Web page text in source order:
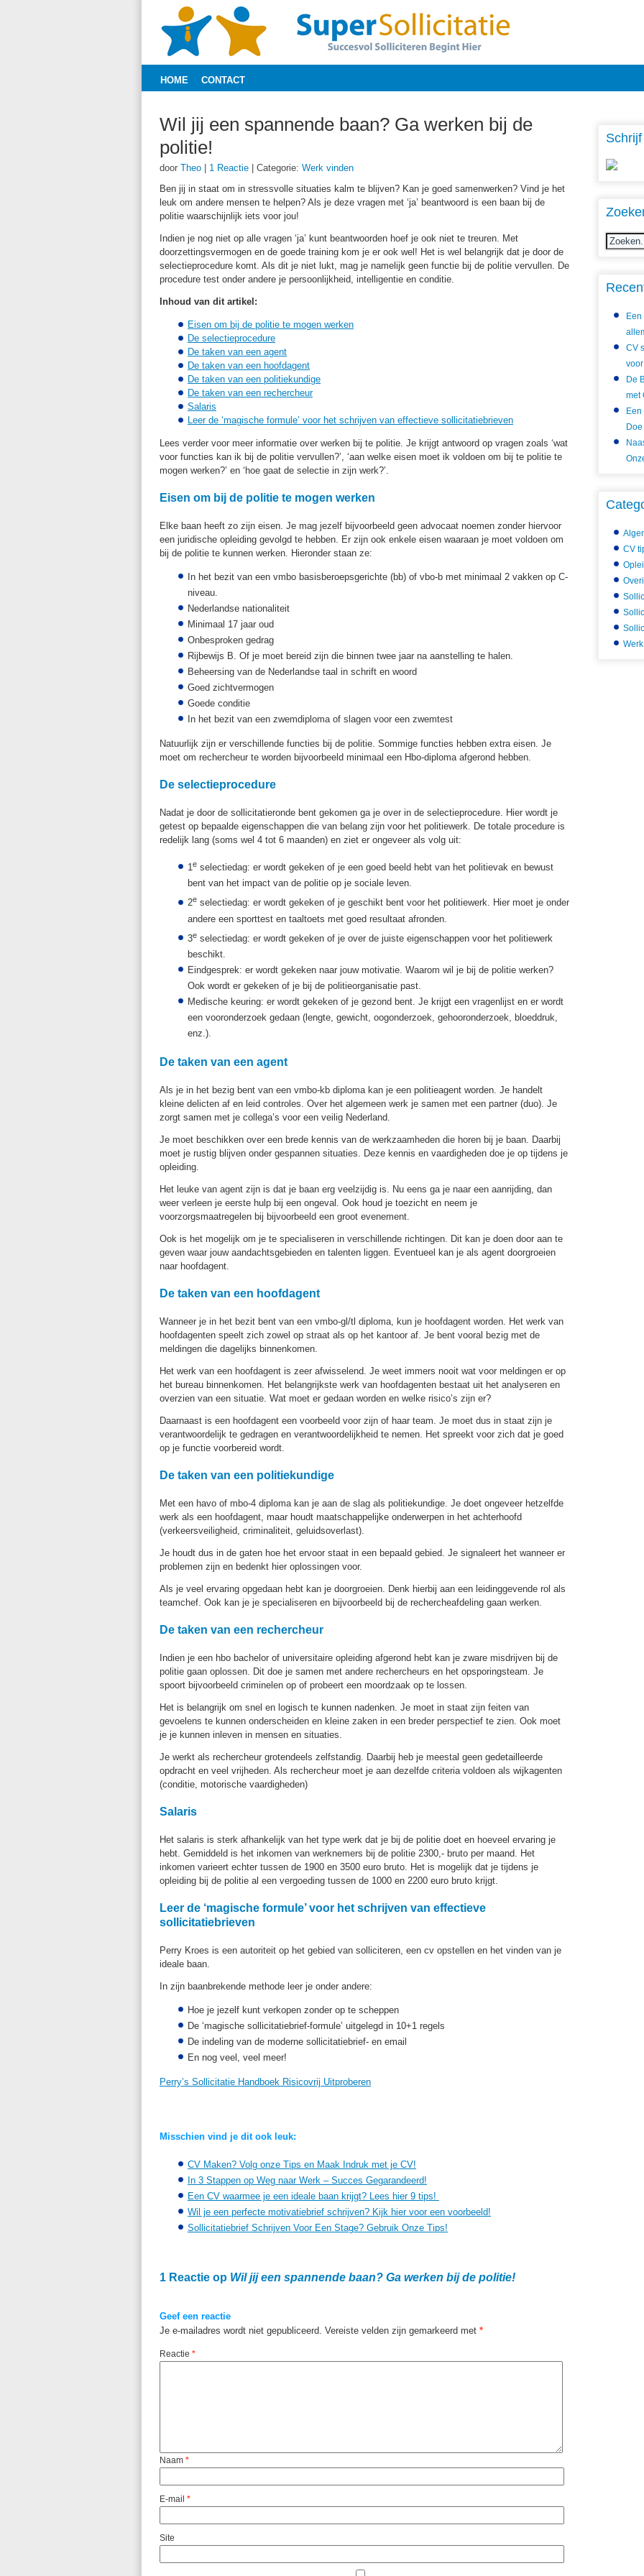
HOME CONTACT
Wil jij een spannende baan? Ga werken bij de
politie!
door Theo 1 Reactie Categorie: Werk vinden
Ben jij in staat om in stressvolle situaties kalm te blijven? Kan je goed samenwerken? Vind je het
leuk om andere mensen te helpen? Als je deze vragen met ‘ja’ beantwoord is een baan bij de
politie waarschijnlijk iets voor jou!
Indien je nog niet op alle vragen ‘ja’ kunt beantwoorden hoef je ook niet te treuren. Met
doorzettingsvermogen en de goede training kom je er ook wel! Het is wel belangrijk dat je door de
selectieprocedure komt. Als dit je niet lukt, mag je namelijk geen functie bij de politie vervullen. De
procedure test onder andere je persoonlijkheid, intelligentie en conditie.
Inhoud van dit artikel:
Eisen om bij de politie te mogen werken
De selectieprocedure
De taken van een agent
De taken van een hoofdagent
De taken van een politiekundige
De taken van een rechercheur
Salaris
Leer de ‘magische formule’ voor het schrijven van effectieve sollicitatiebrieven
Lees verder voor meer informatie over werken bij te politie. Je krijgt antwoord op vragen zoals ‘wat
voor functies kan ik bij de politie vervullen?’, ‘aan welke eisen moet ik voldoen om bij te politie te
mogen werken?’ en ‘hoe gaat de selectie in zijn werk?’.
Eisen om bij de politie te mogen werken
Elke baan heeft zo zijn eisen. Je mag jezelf bijvoorbeeld geen advocaat noemen zonder hiervoor
een juridische opleiding gevolgd te hebben. Er zijn ook enkele eisen waaraan je moet voldoen om
bij de politie te kunnen werken. Hieronder staan ze:
In het bezit van een vmbo basisberoepsgerichte (bb) of vbo-b met minimaal 2 vakken op C-
niveau.
Nederlandse nationaliteit
Minimaal 17 jaar oud
Onbesproken gedrag
Rijbewijs B. Of je moet bereid zijn die binnen twee jaar na aanstelling te halen.
Beheersing van de Nederlandse taal in schrift en woord
Goed zichtvermogen
Goede conditie
In het bezit van een zwemdiploma of slagen voor een zwemtest
Natuurlijk zijn er verschillende functies bij de politie. Sommige functies hebben extra eisen. Je
moet om rechercheur te worden bijvoorbeeld minimaal een Hbo-diploma afgerond hebben.
De selectieprocedure
Nadat je door de sollicitatieronde bent gekomen ga je over in de selectieprocedure. Hier wordt je
getest op bepaalde eigenschappen die van belang zijn voor het politiewerk. De totale procedure is
redelijk lang (soms wel 4 tot 6 maanden) en ziet er ongeveer als volg uit:
1e selectiedag: er wordt gekeken of je een goed beeld hebt van het politievak en bewust
bent van het impact van de politie op je sociale leven.
2e selectiedag: er wordt gekeken of je geschikt bent voor het politiewerk. Hier moet je onder
andere een sporttest en taaltoets met goed resultaat afronden.
3e selectiedag: er wordt gekeken of je over de juiste eigenschappen voor het politiewerk
beschikt.
Eindgesprek: er wordt gekeken naar jouw motivatie. Waarom wil je bij de politie werken?
Ook wordt er gekeken of je bij de politieorganisatie past.
Medische keuring: er wordt gekeken of je gezond bent. Je krijgt een vragenlijst en er wordt
een vooronderzoek gedaan (lengte, gewicht, oogonderzoek, gehooronderzoek, bloeddruk,
enz.).
De taken van een agent
Als je in het bezig bent van een vmbo-kb diploma kan je een politieagent worden. Je handelt
kleine delicten af en leid controles. Over het algemeen werk je samen met een partner (duo). Je
zorgt samen met je collega’s voor een veilig Nederland.
Je moet beschikken over een brede kennis van de werkzaamheden die horen bij je baan. Daarbij
moet je rustig blijven onder gespannen situaties. Deze kennis en vaardigheden doe je op tijdens je
opleiding.
Het leuke van agent zijn is dat je baan erg veelzijdig is. Nu eens ga je naar een aanrijding, dan
weer verleen je eerste hulp bij een ongeval. Ook houd je toezicht en neem je
voorzorgsmaatregelen bij bijvoorbeeld een groot evenement.
Ook is het mogelijk om je te specialiseren in verschillende richtingen. Dit kan je doen door aan te
geven waar jouw aandachtsgebieden en talenten liggen. Eventueel kan je als agent doorgroeien
naar hoofdagent.
De taken van een hoofdagent
Wanneer je in het bezit bent van een vmbo-gl/tl diploma, kun je hoofdagent worden. Het werk van
hoofdagenten speelt zich zowel op straat als op het kantoor af. Je bent vooral bezig met de
meldingen die dagelijks binnenkomen.
Het werk van een hoofdagent is zeer afwisselend. Je weet immers nooit wat voor meldingen er op
het bureau binnenkomen. Het belangrijkste werk van hoofdagenten bestaat uit het analyseren en
overzien van een situatie. Wat moet er gedaan worden en welke risico’s zijn er?
Daarnaast is een hoofdagent een voorbeeld voor zijn of haar team. Je moet dus in staat zijn je
verantwoordelijk te gedragen en verantwoordelijkheid te nemen. Het spreekt voor zich dat je goed
op je functie voorbereid wordt.
De taken van een politiekundige
Met een havo of mbo-4 diploma kan je aan de slag als politiekundige. Je doet ongeveer hetzelfde
werk als een hoofdagent, maar houdt maatschappelijke onderwerpen in het achterhoofd
(verkeersveiligheid, criminaliteit, geluidsoverlast).
Je houdt dus in de gaten hoe het ervoor staat in een bepaald gebied. Je signaleert het wanneer er
problemen zijn en bedenkt hier oplossingen voor.
Als je veel ervaring opgedaan hebt kan je doorgroeien. Denk hierbij aan een leidinggevende rol als
teamchef. Ook kan je je specialiseren en bijvoorbeeld bij de rechercheafdeling gaan werken.
De taken van een rechercheur
Indien je een hbo bachelor of universitaire opleiding afgerond hebt kan je zware misdrijven bij de
politie gaan oplossen. Dit doe je samen met andere rechercheurs en het opsporingsteam. Je
spoort bijvoorbeeld criminelen op of probeert een moordzaak op te lossen.
Het is belangrijk om snel en logisch te kunnen nadenken. Je moet in staat zijn feiten van
gevoelens te kunnen onderscheiden en kleine zaken in een breder perspectief te zien. Ook moet
je je kunnen inleven in mensen en situaties.
Je werkt als rechercheur grotendeels zelfstandig. Daarbij heb je meestal geen gedetailleerde
opdracht en veel vrijheden. Als rechercheur moet je aan dezelfde criteria voldoen als wijkagenten
(conditie, motorische vaardigheden)
Salaris
Het salaris is sterk afhankelijk van het type werk dat je bij de politie doet en hoeveel ervaring je
hebt. Gemiddeld is het inkomen van werknemers bij de politie 2300,- bruto per maand. Het
inkomen varieert echter tussen de 1900 en 3500 euro bruto. Het is mogelijk dat je tijdens je
opleiding bij de politie al een vergoeding tussen de 1000 en 2200 euro bruto krijgt.
Leer de ‘magische formule’ voor het schrijven van effectieve
sollicitatiebrieven
Perry Kroes is een autoriteit op het gebied van solliciteren, een cv opstellen en het vinden van je
ideale baan.
In zijn baanbrekende methode leer je onder andere:
Hoe je jezelf kunt verkopen zonder op te scheppen
De ‘magische sollicitatiebrief-formule’ uitgelegd in 10+1 regels
De indeling van de moderne sollicitatiebrief- en email
En nog veel, veel meer!
Perry’s Sollicitatie Handboek Risicovrij Uitproberen
Misschien vind je dit ook leuk:
CV Maken? Volg onze Tips en Maak Indruk met je CV!
In 3 Stappen op Weg naar Werk – Succes Gegarandeerd!
Een CV waarmee je een ideale baan krijgt? Lees hier 9 tips!
Wil je een perfecte motivatiebrief schrijven? Kijk hier voor een voorbeeld!
Sollicitatiebrief Schrijven Voor Een Stage? Gebruik Onze Tips!
1 Reactie op Wil jij een spannende baan? Ga werken bij de politie!
Geef een reactie
Je e-mailadres wordt niet gepubliceerd. Vereiste velden zijn gemarkeerd met *
Reactie *
Naam *
E-mail *
Site
CV
De
met
CV